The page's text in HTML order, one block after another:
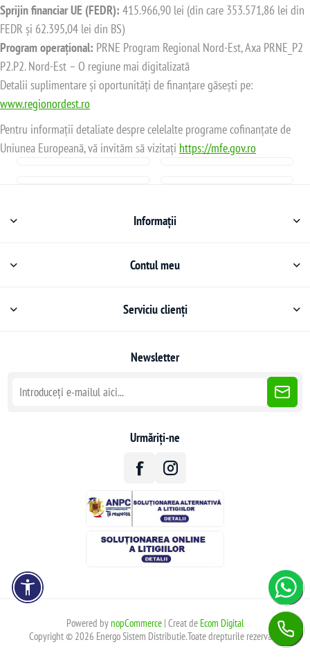
Sprijin financiar UE (FEDR): 415.966,90 lei (din care 353.571,86 lei din
FEDR și 62.395,04 lei din BS)
Program operațional: PRNE Program Regional Nord-Est, Axa PRNE_P2
P2.P2. Nord-Est – O regiune mai digitalizată
Detalii suplimentare și oportunități de finanțare găsești pe:
www.regionordest.ro
Pentru informații detaliate despre celelalte programe cofinanțate de
Uniunea Europeană, vă invităm să vizitați https://mfe.gov.ro
Informații
Contul meu
Serviciu clienți
Newsletter
Urmăriți-ne
Powered bynopCommerce| Creat de Ecom Digital
Copyright © 2026 Energo Sistem Distributie.Toate drepturile rezervate.